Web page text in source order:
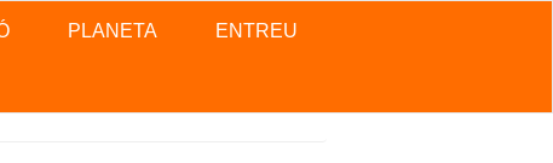
PLANETA ENTREU